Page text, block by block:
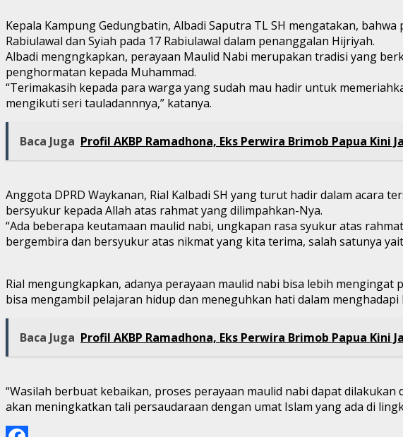
Kepala Kampung Gedungbatin, Albadi Saputra TL SH mengatakan,
Rabiulawal dan Syiah pada 17 Rabiulawal dalam penanggalan Hijriyah.
Albadi mengngkapkan, perayaan Maulid Nabi merupakan tradisi yang
penghormatan kepada Muhammad.
“Terimakasih kepada para warga yang sudah mau hadir untuk
mengikuti seri tauladannnya,” katanya.
Baca Juga Profil AKBP Ramadhona, Eks Perwira Brimob Papua
Anggota DPRD Waykanan, Rial Kalbadi SH yang turut hadir dalam acara
bersyukur kepada Allah atas rahmat yang dilimpahkan-Nya.
“Ada beberapa keutamaan maulid nabi, ungkapan rasa syukur atas
bergembira dan bersyukur atas nikmat yang kita terima, salah satunya
Rial mengungkapkan, adanya perayaan maulid nabi bisa lebih
bisa mengambil pelajaran hidup dan meneguhkan hati dalam menghadapi
Baca Juga Profil AKBP Ramadhona, Eks Perwira Brimob Papua Kini
“Wasilah berbuat kebaikan, proses perayaan maulid nabi dapat
akan meningkatkan tali persaudaraan dengan umat Islam yang ada di